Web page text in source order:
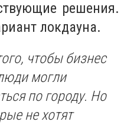
решения.
локдауна.
чтобы бизнес
могли
по городу. Но
не хотят